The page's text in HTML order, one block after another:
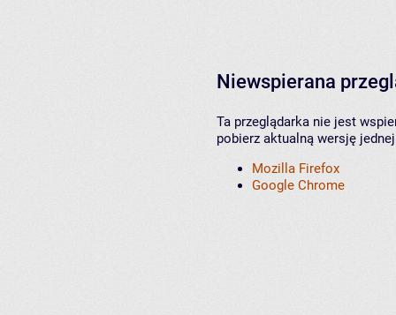
Niewspierana
Ta przeglądarka nie jest
pobierz aktualną wersję
Mozilla Firefox
Google Chrome